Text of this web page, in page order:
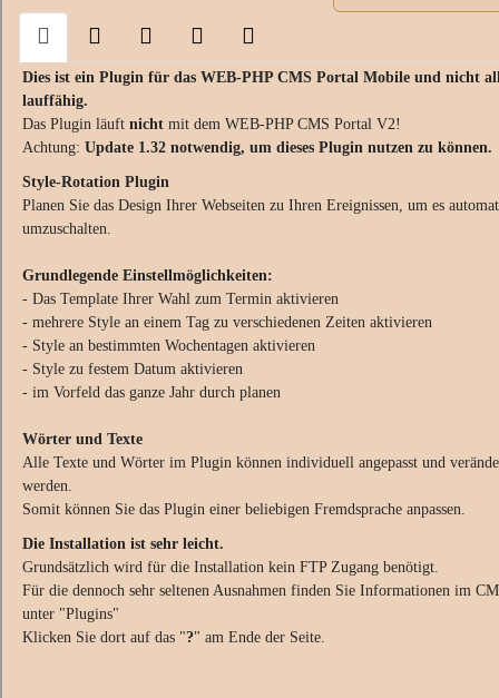
Dies ist ein Plugin für das WEB-PHP CMS Portal Mobile und nicht
lauffähig.
Das Plugin läuft nicht mit dem WEB-PHP CMS Portal V2!
Achtung: Update 1.32 notwendig, um dieses Plugin nutzen zu können.
Style-Rotation Plugin
Planen Sie das Design Ihrer Webseiten zu Ihren Ereignissen, um es
umzuschalten.
Grundlegende Einstellmöglichkeiten:
- Das Template Ihrer Wahl zum Termin aktivieren
- mehrere Style an einem Tag zu verschiedenen Zeiten aktivieren
- Style an bestimmten Wochentagen aktivieren
- Style zu festem Datum aktivieren
- im Vorfeld das ganze Jahr durch planen
Wörter und Texte
Alle Texte und Wörter im Plugin können individuell angepasst und
werden.
Somit können Sie das Plugin einer beliebigen Fremdsprache anpassen.
Die Installation ist sehr leicht.
Grundsätzlich wird für die Installation kein FTP Zugang benötigt.
Für die dennoch sehr seltenen Ausnahmen finden Sie Informationen im
unter "Plugins"
Klicken Sie dort auf das "?" am Ende der Seite.